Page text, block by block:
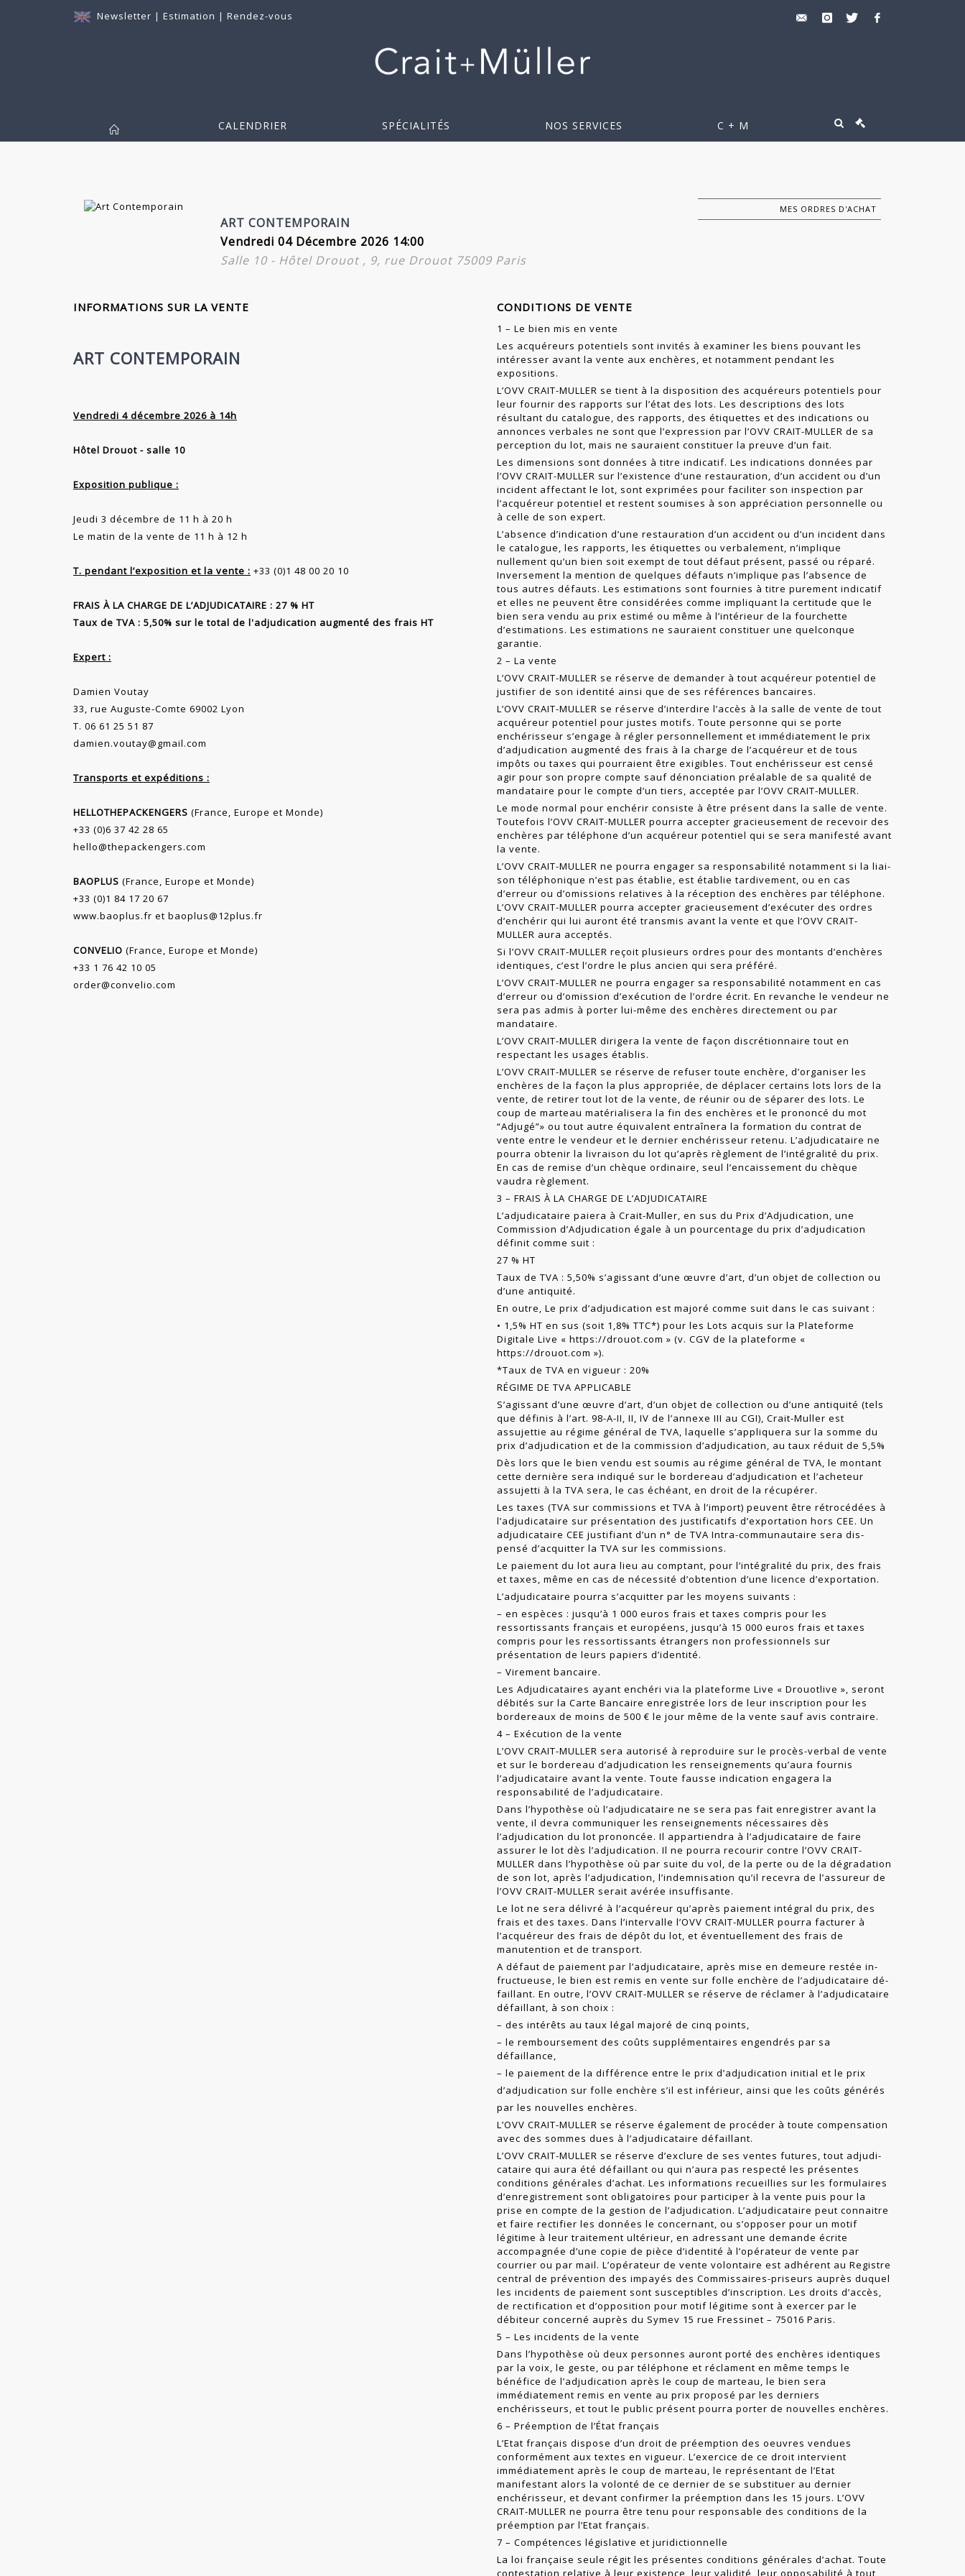
Newsletter | Estimation | Rendez-vous
CALENDRIER SPÉCIALITÉS NOS SERVICES C + M
ART CONTEMPORAIN
Vendredi 04 Décembre 2026 14:00
Salle 10 - Hôtel Drouot , 9, rue Drouot 75009 Paris
MES ORDRES D'ACHAT
INFORMATIONS SUR LA VENTE
ART CONTEMPORAIN
Vendredi 4 décembre 2026 à 14h
Hôtel Drouot - salle 10
Exposition publique :
Jeudi 3 décembre de 11 h à 20 h
Le matin de la vente de 11 h à 12 h
T. pendant l’exposition et la vente : +33 (0)1 48 00 20 10
FRAIS À LA CHARGE DE L’ADJUDICATAIRE : 27 % HT
Taux de TVA : 5,50% sur le total de l'adjudication augmenté des frais HT
Expert :
Damien Voutay
33, rue Auguste-Comte 69002 Lyon
T. 06 61 25 51 87
damien.voutay@gmail.com
Transports et expéditions :
HELLOTHEPACKENGERS (France, Europe et Monde)
+33 (0)6 37 42 28 65
hello@thepackengers.com
BAOPLUS (France, Europe et Monde)
+33 (0)1 84 17 20 67
www.baoplus.fr et baoplus@12plus.fr
CONVELIO (France, Europe et Monde)
+33 1 76 42 10 05
order@convelio.com
CONDITIONS DE VENTE
1 – Le bien mis en vente
Les acquéreurs potentiels sont invités à examiner les biens pouvant les
intéresser avant la vente aux enchères, et notamment pendant les
expositions.
L’OVV CRAIT-MULLER se tient à la disposition des acquéreurs potentiels pour
leur fournir des rapports sur l’état des lots. Les descriptions des lots
résultant du cat­alogue, des rapports, des étiquettes et des indications ou
annonces verbales ne sont que l’expression par l’OVV CRAIT-MULLER de sa
perception du lot, mais ne sauraient constituer la preuve d’un fait.
Les dimensions sont données à titre indicatif. Les indications données par
l’OVV CRAIT-MULLER sur l’existence d’une restauration, d’un accident ou d’un
incident affectant le lot, sont exprimées pour faciliter son inspection par
l’acquéreur poten­tiel et restent soumises à son appréciation personnelle ou
à celle de son expert.
L’absence d’indication d’une restauration d’un accident ou d’un incident dans
le catalogue, les rapports, les étiquettes ou verbalement, n’implique
nullement qu’un bien soit exempt de tout défaut présent, passé ou réparé.
Inversement la mention de quelques défauts n’implique pas l’absence de
tous autres défauts. Les estimations sont fournies à titre purement indicatif
et elles ne peuvent être considérées comme impliquant la certitude que le
bien sera vendu au prix estimé ou même à l’intérieur de la fourchette
d’estimations. Les estimations ne sauraient constituer une quelconque
garantie.
2 – La vente
L’OVV CRAIT-MULLER se réserve de demander à tout acquéreur potentiel de
jus­tifier de son identité ainsi que de ses références bancaires.
L’OVV CRAIT-MULLER se réserve d’interdire l’accès à la salle de vente de tout
acquéreur potentiel pour justes motifs. Toute personne qui se porte
enchérisseur s’engage à régler personnellement et immédiatement le prix
d’adjudication aug­menté des frais à la charge de l’acquéreur et de tous
impôts ou taxes qui pour­raient être exigibles. Tout enchérisseur est censé
agir pour son propre compte sauf dénonciation préalable de sa qualité de
mandataire pour le compte d’un tiers, acceptée par l’OVV CRAIT-MULLER.
Le mode normal pour enchérir consiste à être présent dans la salle de vente.
Toutefois l’OVV CRAIT-MULLER pourra accepter gracieusement de recevoir des
enchères par téléphone d’un acquéreur potentiel qui se sera manifesté avant
la vente.
L’OVV CRAIT-MULLER ne pourra engager sa responsabilité notamment si la liai­
son téléphonique n’est pas établie, est établie tardivement, ou en cas
d’erreur ou d’omissions relatives à la réception des enchères par téléphone.
L’OVV CRAIT-MULLER pourra accepter gracieusement d’exécuter des ordres
d’enchérir qui lui auront été transmis avant la vente et que l’OVV CRAIT-
MULLER aura acceptés.
Si l’OVV CRAIT-MULLER reçoit plusieurs ordres pour des montants d’enchères
identiques, c’est l’ordre le plus ancien qui sera préféré.
L’OVV CRAIT-MULLER ne pourra engager sa responsabilité notamment en cas
d’erreur ou d’omission d’exécution de l’ordre écrit. En revanche le vendeur ne
sera pas admis à porter lui-même des enchères directement ou par
mandataire.
L’OVV CRAIT-MULLER dirigera la vente de façon discrétionnaire tout en
respect­ant les usages établis.
L’OVV CRAIT-MULLER se réserve de refuser toute enchère, d’organiser les
enchères de la façon la plus appropriée, de déplacer certains lots lors de la
vente, de retirer tout lot de la vente, de réunir ou de séparer des lots. Le
coup de marteau matériali­sera la fin des enchères et le prononcé du mot
“Adjugé”» ou tout autre équivalent entraînera la formation du contrat de
vente entre le vendeur et le dernier enchéris­seur retenu. L’adjudicataire ne
pourra obtenir la livraison du lot qu’après règlement de l’intégralité du prix.
En cas de remise d’un chèque ordinaire, seul l’encaissement du chèque
vaudra règlement.
3 – FRAIS À LA CHARGE DE L’ADJUDICATAIRE
L’adjudicataire paiera à Crait-Muller, en sus du Prix d’Adjudication, une
Commission d’Adjudication égale à un pourcentage du prix d’adjudication
définit comme suit :
27 % HT
Taux de TVA : 5,50% s’agissant d’une œuvre d’art, d’un objet de collection ou
d’une antiquité.
En outre, Le prix d’adjudication est majoré comme suit dans le cas suivant :
• 1,5% HT en sus (soit 1,8% TTC*) pour les Lots acquis sur la Plateforme
Digitale Live « https://drouot.com » (v. CGV de la plateforme «
https://drouot.com »).
*Taux de TVA en vigueur : 20%
RÉGIME DE TVA APPLICABLE
S’agissant d’une œuvre d’art, d’un objet de collection ou d’une antiquité (tels
que définis à l’art. 98-A-II, II, IV de l’annexe III au CGI), Crait-Muller est
assujettie au régime général de TVA, laquelle s’appliquera sur la somme du
prix d’adjudication et de la commission d’adjudication, au taux réduit de 5,5%
Dès lors que le bien vendu est soumis au régime général de TVA, le montant
cette dernière sera indiqué sur le bordereau d’adjudication et l’acheteur
assujetti à la TVA sera, le cas échéant, en droit de la récupérer.
Les taxes (TVA sur commissions et TVA à l’import) peuvent être rétrocédées à
l’adjudicataire sur présentation des justificatifs d’exportation hors CEE. Un
adjudicataire CEE justifiant d’un n° de TVA Intra-communautaire sera dis­
pensé d’acquitter la TVA sur les commissions.
Le paiement du lot aura lieu au comptant, pour l’intégralité du prix, des frais
et taxes, même en cas de nécessité d’obtention d’une licence d’exportation.
L’adjudicataire pourra s’acquitter par les moyens suivants :
– en espèces : jusqu’à 1 000 euros frais et taxes compris pour les
ressortissants français et européens, jusqu’à 15 000 euros frais et taxes
compris pour les ressor­tissants étrangers non professionnels sur
présentation de leurs papiers d’identité.
– Virement bancaire.
Les Adjudicataires ayant enchéri via la plateforme Live « Drouotlive », seront
débités sur la Carte Bancaire enregistrée lors de leur inscription pour les
bordereaux de moins de 500 € le jour même de la vente sauf avis contraire.
4 – Exécution de la vente
L’OVV CRAIT-MULLER sera autorisé à reproduire sur le procès-verbal de vente
et sur le bordereau d’adjudication les renseignements qu’aura fournis
l’adjudi­cataire avant la vente. Toute fausse indication engagera la
responsabilité de l’ad­judicataire.
Dans l’hypothèse où l’adjudicataire ne se sera pas fait enregistrer avant la
vente, il devra communiquer les renseignements nécessaires dès
l’adjudication du lot prononcée. Il appartiendra à l’adjudicataire de faire
assurer le lot dès l’adjudica­tion. Il ne pourra recourir contre l’OVV CRAIT-
MULLER dans l’hypothèse où par suite du vol, de la perte ou de la dégradation
de son lot, après l’adjudication, l’indemnisation qu’il recevra de l’assureur de
l’OVV CRAIT-MULLER serait avérée insuffisante.
Le lot ne sera délivré à l’acquéreur qu’après paiement intégral du prix, des
frais et des taxes. Dans l’intervalle l’OVV CRAIT-MULLER pourra facturer à
l’acquéreur des frais de dépôt du lot, et éventuellement des frais de
manutention et de trans­port.
A défaut de paiement par l’adjudicataire, après mise en demeure restée in­
fructueuse, le bien est remis en vente sur folle enchère de l’adjudicataire dé­
faillant. En outre, l’OVV CRAIT-MULLER se réserve de réclamer à l’adjudicataire
défaillant, à son choix :
– des intérêts au taux légal majoré de cinq points,
– le remboursement des coûts supplémentaires engendrés par sa
défaillance,
– le paiement de la différence entre le prix d’adjudication initial et le prix
d’adjudication sur folle enchère s’il est inférieur, ainsi que les coûts générés
par les nouvelles enchères.
L’OVV CRAIT-MULLER se réserve également de procéder à toute compensation
avec des sommes dues à l’adjudicataire défaillant.
L’OVV CRAIT-MULLER se réserve d’exclure de ses ventes futures, tout adjudi­
cataire qui aura été défaillant ou qui n’aura pas respecté les présentes
conditions générales d’achat. Les informations recueillies sur les formulaires
d’enregistrement sont obligatoires pour participer à la vente puis pour la
prise en compte de la ges­tion de l’adjudication. L’adjudicataire peut connaitre
et faire rectifier les données le concernant, ou s’opposer pour un motif
légitime à leur traitement ultérieur, en adressant une demande écrite
accompagnée d’une copie de pièce d’identité à l’opérateur de vente par
courrier ou par mail. L’opérateur de vente volontaire est adhérent au Registre
central de prévention des impayés des Commissaires-pri­seurs auprès duquel
les incidents de paiement sont susceptibles d’inscription. Les droits d’accès,
de rectification et d’opposition pour motif légitime sont à exercer par le
débiteur concerné auprès du Symev 15 rue Fressinet – 75016 Paris.
5 – Les incidents de la vente
Dans l’hypothèse où deux personnes auront porté des enchères identiques
par la voix, le geste, ou par téléphone et réclament en même temps le
bénéfice de l’adju­dication après le coup de marteau, le bien sera
immédiatement remis en vente au prix proposé par les derniers
enchérisseurs, et tout le public présent pourra porter de nouvelles enchères.
6 – Préemption de l’État français
L’Etat français dispose d’un droit de préemption des oeuvres vendues
conformé­ment aux textes en vigueur. L’exercice de ce droit intervient
immédiatement après le coup de marteau, le représentant de l’Etat
manifestant alors la volonté de ce dernier de se substituer au dernier
enchérisseur, et devant confirmer la préemp­tion dans les 15 jours. L’OVV
CRAIT-MULLER ne pourra être tenu pour responsable des conditions de la
préemption par l’Etat français.
7 – Compétences législative et juridictionnelle
La loi française seule régit les présentes conditions générales d’achat. Toute